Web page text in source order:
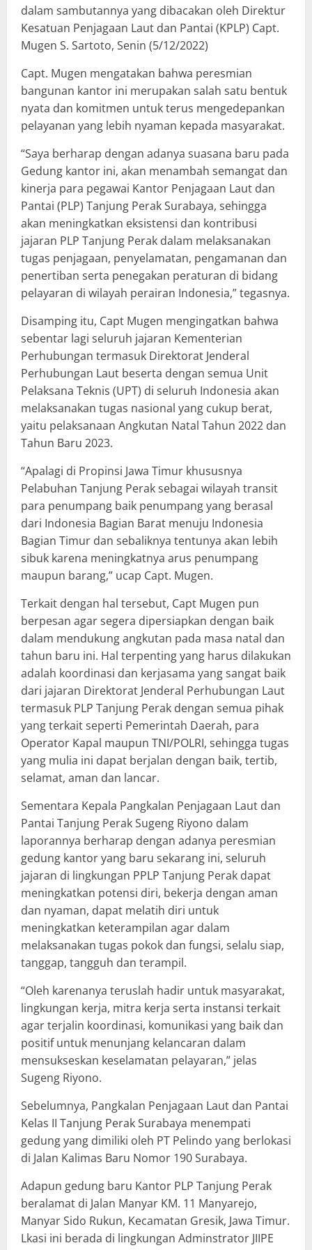
dalam sambutannya yang dibacakan oleh Direktur
Kesatuan Penjagaan Laut dan Pantai (KPLP) Capt.
Mugen S. Sartoto, Senin (5/12/2022)
Capt. Mugen mengatakan bahwa peresmian
bangunan kantor ini merupakan salah satu bentuk
nyata dan komitmen untuk terus mengedepankan
pelayanan yang lebih nyaman kepada masyarakat.
“Saya berharap dengan adanya suasana baru pada
Gedung kantor ini, akan menambah semangat dan
kinerja para pegawai Kantor Penjagaan Laut dan
Pantai (PLP) Tanjung Perak Surabaya, sehingga
akan meningkatkan eksistensi dan kontribusi
jajaran PLP Tanjung Perak dalam melaksanakan
tugas penjagaan, penyelamatan, pengamanan dan
penertiban serta penegakan peraturan di bidang
pelayaran di wilayah perairan Indonesia,” tegasnya.
Disamping itu, Capt Mugen mengingatkan bahwa
sebentar lagi seluruh jajaran Kementerian
Perhubungan termasuk Direktorat Jenderal
Perhubungan Laut beserta dengan semua Unit
Pelaksana Teknis (UPT) di seluruh Indonesia akan
melaksanakan tugas nasional yang cukup berat,
yaitu pelaksanaan Angkutan Natal Tahun 2022 dan
Tahun Baru 2023.
“Apalagi di Propinsi Jawa Timur khususnya
Pelabuhan Tanjung Perak sebagai wilayah transit
para penumpang baik penumpang yang berasal
dari Indonesia Bagian Barat menuju Indonesia
Bagian Timur dan sebaliknya tentunya akan lebih
sibuk karena meningkatnya arus penumpang
maupun barang,” ucap Capt. Mugen.
Terkait dengan hal tersebut, Capt Mugen pun
berpesan agar segera dipersiapkan dengan baik
dalam mendukung angkutan pada masa natal dan
tahun baru ini. Hal terpenting yang harus dilakukan
adalah koordinasi dan kerjasama yang sangat baik
dari jajaran Direktorat Jenderal Perhubungan Laut
termasuk PLP Tanjung Perak dengan semua pihak
yang terkait seperti Pemerintah Daerah, para
Operator Kapal maupun TNI/POLRI, sehingga tugas
yang mulia ini dapat berjalan dengan baik, tertib,
selamat, aman dan lancar.
Sementara Kepala Pangkalan Penjagaan Laut dan
Pantai Tanjung Perak Sugeng Riyono dalam
laporannya berharap dengan adanya peresmian
gedung kantor yang baru sekarang ini, seluruh
jajaran di lingkungan PPLP Tanjung Perak dapat
meningkatkan potensi diri, bekerja dengan aman
dan nyaman, dapat melatih diri untuk
meningkatkan keterampilan agar dalam
melaksanakan tugas pokok dan fungsi, selalu siap,
tanggap, tangguh dan terampil.
“Oleh karenanya teruslah hadir untuk masyarakat,
lingkungan kerja, mitra kerja serta instansi terkait
agar terjalin koordinasi, komunikasi yang baik dan
positif untuk menunjang kelancaran dalam
mensukseskan keselamatan pelayaran,” jelas
Sugeng Riyono.
Sebelumnya, Pangkalan Penjagaan Laut dan Pantai
Kelas II Tanjung Perak Surabaya menempati
gedung yang dimiliki oleh PT Pelindo yang berlokasi
di Jalan Kalimas Baru Nomor 190 Surabaya.
Adapun gedung baru Kantor PLP Tanjung Perak
beralamat di Jalan Manyar KM. 11 Manyarejo,
Manyar Sido Rukun, Kecamatan Gresik, Jawa Timur.
Lkasi ini berada di lingkungan Adminstrator JIIPE